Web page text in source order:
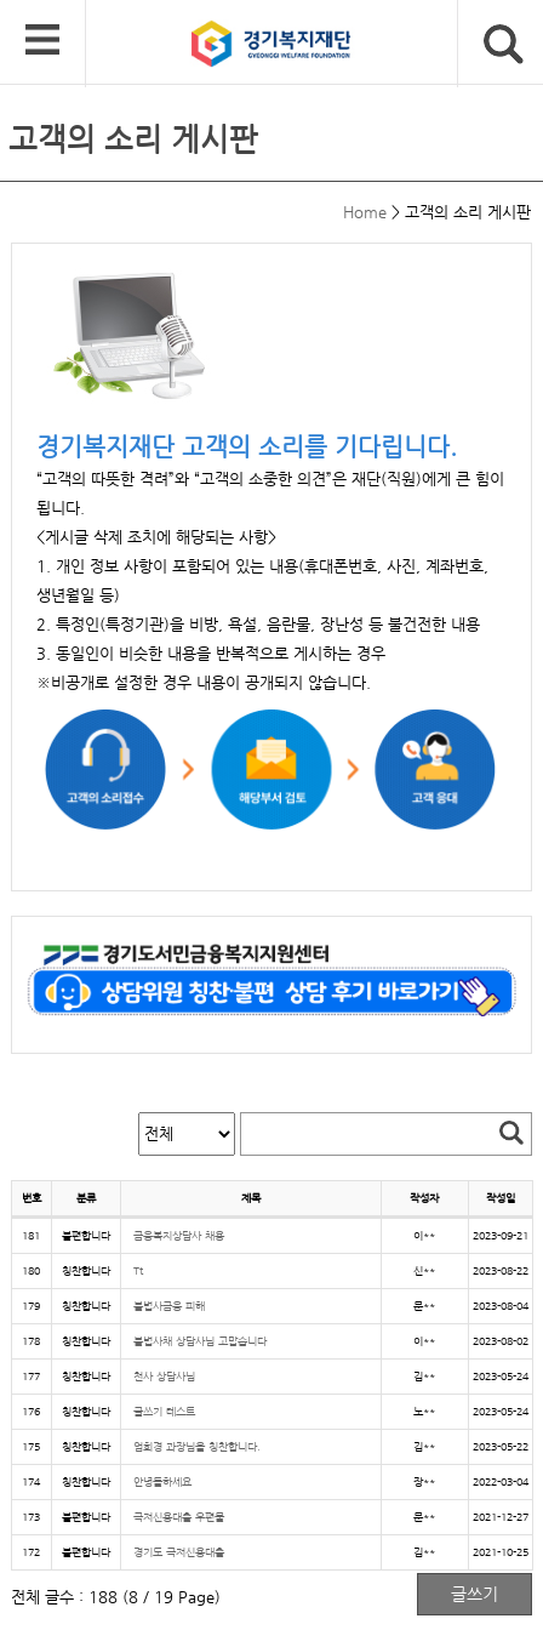
고객의 소리 게시판
Home > 고객의 소리 게시판
경기복지재단 고객의 소리를 기다립니다.
“고객의 따뜻한 격려”와 “고객의 소중한 의견”은 재단(직원)에게 큰 힘이
됩니다.
<게시글 삭제 조치에 해당되는 사항>
1. 개인 정보 사항이 포함되어 있는 내용(휴대폰번호, 사진, 계좌번호,
생년월일 등)
2. 특정인(특정기관)을 비방, 욕설, 음란물, 장난성 등 불건전한 내용
3. 동일인이 비슷한 내용을 반복적으로 게시하는 경우
※비공개로 설정한 경우 내용이 공개되지 않습니다.
번호 분류 제목 작성자 작성일
181 불편합니다 금융복지상담사 채용 이** 2023-09-21
180 칭찬합니다 Tt 신** 2023-08-22
179 칭찬합니다 불법사금융 피해 문** 2023-08-04
178 칭찬합니다 불법사채 상담사님 고맙습니다 이** 2023-08-02
177 칭찬합니다 천사 상담사님 김** 2023-05-24
176 칭찬합니다 글쓰기 테스트 노** 2023-05-24
175 칭찬합니다 엄희경 과장님을 칭찬합니다. 김** 2023-05-22
174 칭찬합니다 안녕들하세요 장** 2022-03-04
173 불편합니다 극저신용대출 우편물 문** 2021-12-27
172 불편합니다 경기도 극저신용대출 김** 2021-10-25
전체 글수 : 188 (8 / 19 Page)